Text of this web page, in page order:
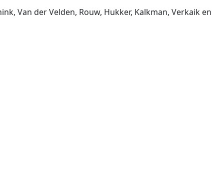
Van der Velden, Rouw, Hukker, Kalkman, Verkaik en